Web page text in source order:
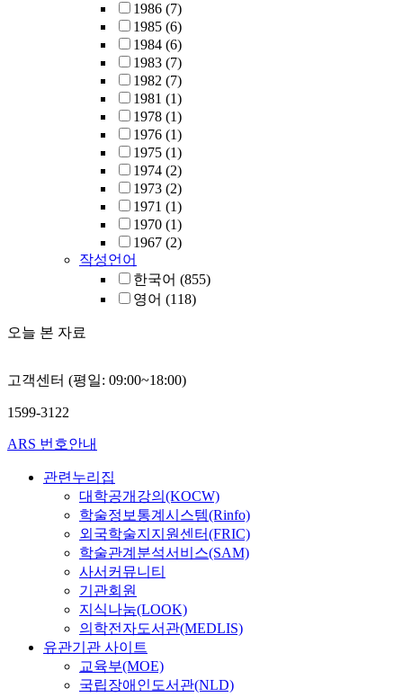
1986 (7)
1985 (6)
1984 (6)
1983 (7)
1982 (7)
1981 (1)
1978 (1)
1976 (1)
1975 (1)
1974 (2)
1973 (2)
1971 (1)
1970 (1)
1967 (2)
작성언어
한국어 (855)
영어 (118)
오늘 본 자료
고객센터 (평일: 09:00~18:00)
1599-3122
ARS 번호안내
관련누리집
대학공개강의(KOCW)
학술정보통계시스템(Rinfo)
외국학술지지원센터(FRIC)
학술관계분석서비스(SAM)
사서커뮤니티
기관회원
지식나눔(LOOK)
의학전자도서관(MEDLIS)
유관기관 사이트
교육부(MOE)
국립장애인도서관(NLD)